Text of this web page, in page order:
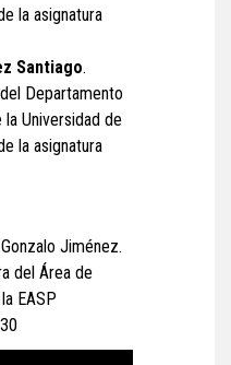
la asignatura
Santiago.
Departamento
Universidad de
la asignatura
Jiménez.
del Área de
EASP